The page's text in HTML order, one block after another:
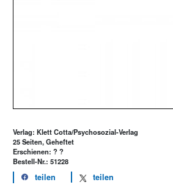
Verlag: Klett Cotta/Psychosozial-Verlag
25 Seiten, Geheftet
Erschienen: ? ?
Bestell-Nr.: 51228
teilen teilen